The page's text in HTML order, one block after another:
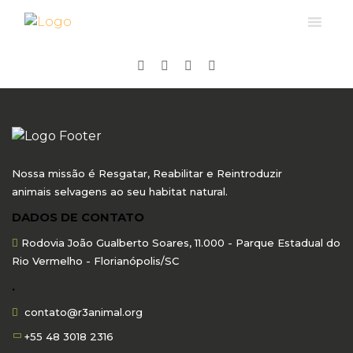
Nossa missão é Resgatar, Reabilitar e Reintroduzir
animais selvagens ao seu habitat natural.
DADOS DE CONTATO
Rodovia João Gualberto Soares, 11.000 - Parque Estadual do
Rio Vermelho - Florianópolis/SC
.
contato@r3animal.org
+55 48 3018 2316